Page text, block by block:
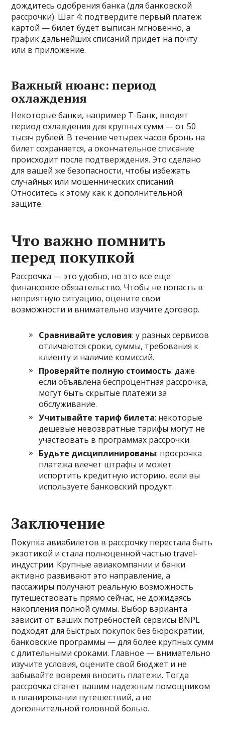
дождитесь одобрения банка (для банковской
рассрочки). Шаг 4: подтвердите первый платеж
картой — билет будет выписан мгновенно, а
график дальнейших списаний придет на почту
или в приложение.
Важный нюанс: период
охлаждения
Некоторые банки, например Т-Банк, вводят
период охлаждения для крупных сумм — от 50
тысяч рублей. В течение четырех часов бронь на
билет сохраняется, а окончательное списание
происходит после подтверждения. Это сделано
для вашей же безопасности, чтобы избежать
случайных или мошеннических списаний.
Относитесь к этому как к дополнительной
защите.
Что важно помнить
перед покупкой
Рассрочка — это удобно, но это все еще
финансовое обязательство. Чтобы не попасть в
неприятную ситуацию, оцените свои
возможности и внимательно изучите договор.
Сравнивайте условия: у разных сервисов
отличаются сроки, суммы, требования к
клиенту и наличие комиссий.
Проверяйте полную стоимость: даже
если объявлена беспроцентная рассрочка,
могут быть скрытые платежи за
обслуживание.
Учитывайте тариф билета: некоторые
дешевые невозвратные тарифы могут не
участвовать в программах рассрочки.
Будьте дисциплинированы: просрочка
платежа влечет штрафы и может
испортить кредитную историю, если вы
используете банковский продукт.
Заключение
Покупка авиабилетов в рассрочку перестала быть
экзотикой и стала полноценной частью travel-
индустрии. Крупные авиакомпании и банки
активно развивают это направление, а
пассажиры получают реальную возможность
путешествовать прямо сейчас, не дожидаясь
накопления полной суммы. Выбор варианта
зависит от ваших потребностей: сервисы BNPL
подходят для быстрых покупок без бюрократии,
банковские программы — для более крупных сумм
с длительными сроками. Главное — внимательно
изучите условия, оцените свой бюджет и не
забывайте вовремя вносить платежи. Тогда
рассрочка станет вашим надежным помощником
в планировании путешествий, а не
дополнительной головной болью.